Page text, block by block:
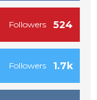
524
Followers
1.7k
Followers